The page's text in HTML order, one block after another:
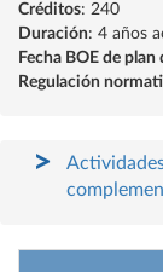
Créditos: 240
Duración: 4 años
Fecha BOE de
Regulación